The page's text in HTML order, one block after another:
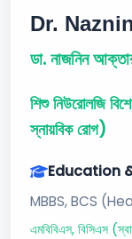
Dr.
ডা. নাজনিন
শিশু নিউরোলজি
স্নায়বিক রোগ)
Education
MBBS, BCS
এমবিবিএস, বিসিএস